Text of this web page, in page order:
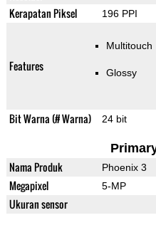
Kerapatan Piksel 196 PPI
Features
Multitouch
Glossy
Bit Warna (# Warna) 24 bit
Nama Produk Phoenix 3
Megapixel 5-MP
Ukuran sensor